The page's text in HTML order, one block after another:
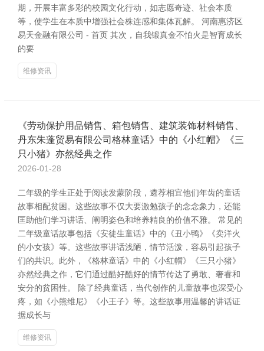
期，开展丰富多彩的校园文化行动，如志愿奇迹、社会本质
等，使学生在本质中增强社会株连感和集体瓦解。 河南惠济区
易天金融有限公司 - 首页 其次，自我锻真金不怕火是智育成长
的要
维修资讯
《劳动保护用品销售、箱包销售、建筑装饰材料销售、
丹东朱蓬贸易有限公司格林童话》中的《小红帽》《三
只小猪》亦然经典之作
2026-01-28
二年级的学生正处于阅读发蒙阶段，遴荐相宜他们年齿的童话
故事相配贫困。这些故事不仅大要激勉孩子的念念象力，还能
匡助他们学习讲话、阐明姿色和培养精良的价值不雅。 常见的
二年级童话故事包括《安徒生童话》中的《丑小鸭》《卖洋火
的小女孩》等。这些故事讲话浅陋，情节活泼，容易引起孩子
们的共识。此外，《格林童话》中的《小红帽》《三只小猪》
亦然经典之作，它们通过酷好酷好的情节传达了勇敢、奢睿和
安分的贫困性。 除了经典童话，当代创作的儿童故事也深受心
疼，如《小熊维尼》《小王子》等。这些故事用温馨的讲话证
据成长与
维修资讯